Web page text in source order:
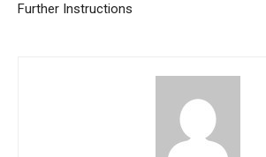
Further Instructions